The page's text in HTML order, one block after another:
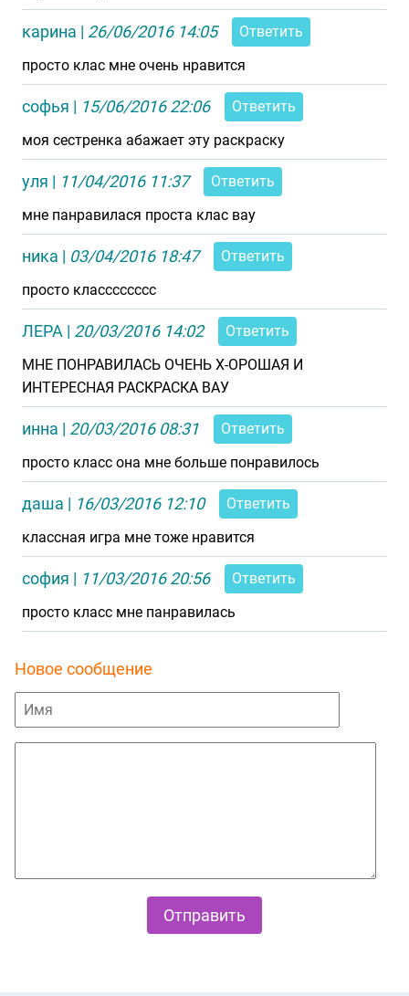
карина | 26/06/2016 14:05
Ответить
просто клас мне очень нравится
софья | 15/06/2016 22:06
Ответить
моя сестренка абажает эту раскраску
уля | 11/04/2016 11:37
Ответить
мне панравилася проста клас вау
ника | 03/04/2016 18:47
Ответить
просто класссссссс
ЛЕРА | 20/03/2016 14:02
Ответить
МНЕ ПОНРАВИЛАСЬ ОЧЕНЬ Х-ОРОШАЯ И
ИНТЕРЕСНАЯ РАСКРАСКА ВАУ
инна | 20/03/2016 08:31
Ответить
просто класс она мне больше понравилось
даша | 16/03/2016 12:10
Ответить
классная игра мне тоже нравится
софия | 11/03/2016 20:56
Ответить
просто класс мне панравилась
Новое сообщение